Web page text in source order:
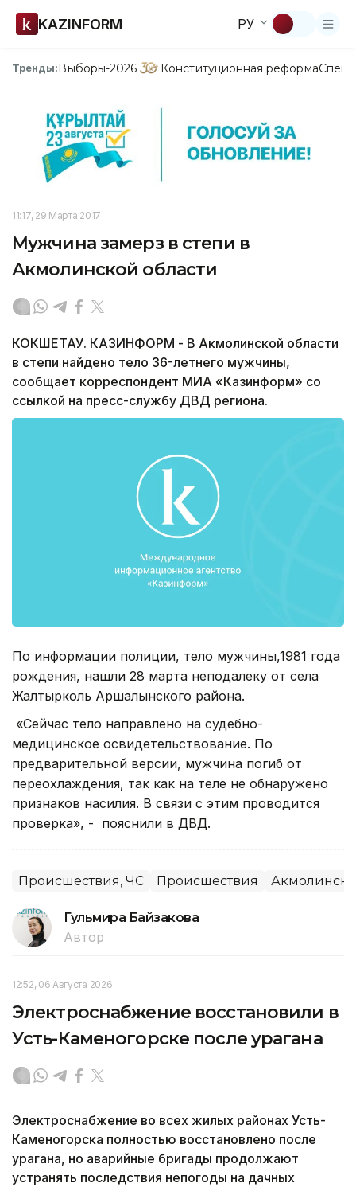
KAZINFORM РУ
Тренды:Выборы-2026 Конституционная реформа
11:17, 29 Марта 2017
Мужчина замерз в степи в
Акмолинской области
КОКШЕТАУ. КАЗИНФОРМ - В Акмолинской области
в степи найдено тело 36-летнего мужчины,
сообщает корреспондент МИА «Казинформ» со
ссылкой на пресс-службу ДВД региона.
По информации полиции, тело мужчины,1981 года
рождения, нашли 28 марта неподалеку от села
Жалтырколь Аршалынского района.
«Сейчас тело направлено на судебно-
медицинское освидетельствование. По
предварительной версии, мужчина погиб от
переохлаждения, так как на теле не обнаружено
признаков насилия. В связи с этим проводится
проверка», - пояснили в ДВД.
Происшествия, ЧС Происшествия
Гульмира Байзакова
Автор
12:52, 06 Августа 2026
Электроснабжение восстановили в
Усть-Каменогорске после урагана
Электроснабжение во всех жилых районах Усть-
Каменогорска полностью восстановлено после
урагана, но аварийные бригады продолжают
устранять последствия непогоды на дачных